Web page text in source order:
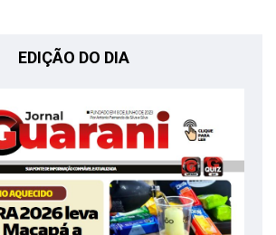
EDIÇÃO DO DIA